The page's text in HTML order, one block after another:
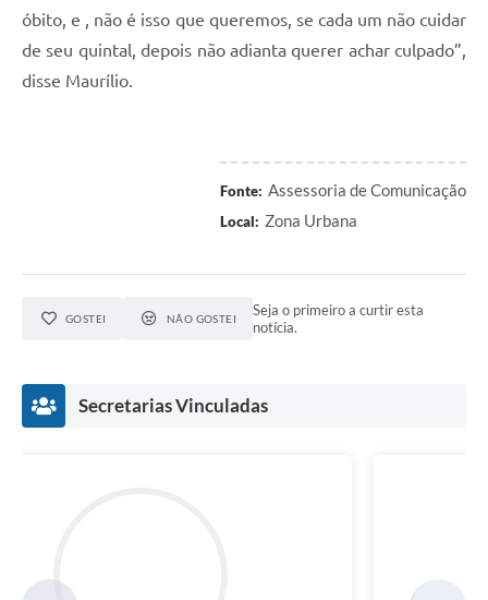
óbito, e , não é isso que queremos, se cada um não cuidar
de seu quintal, depois não adianta querer achar culpado”,
disse Maurílio.
Fonte: Assessoria de Comunicação
Local: Zona Urbana
GOSTEI NÃO GOSTEI
Seja o primeiro a curtir esta
notícia.
Secretarias Vinculadas